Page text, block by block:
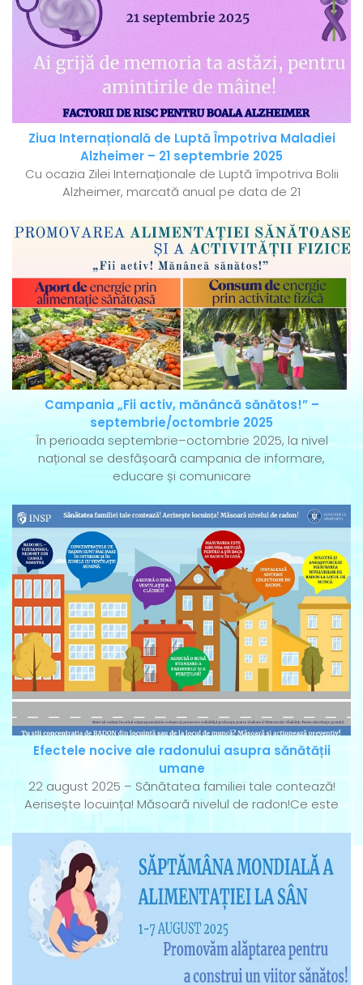
Ziua Internațională de Luptă Împotriva Maladiei
Alzheimer – 21 septembrie 2025
Cu ocazia Zilei Internaționale de Luptă împotriva Bolii
Alzheimer, marcată anual pe data de 21
Campania „Fii activ, mănâncă sănătos!” –
septembrie/octombrie 2025
În perioada septembrie–octombrie 2025, la nivel
național se desfășoară campania de informare,
educare și comunicare
Efectele nocive ale radonului asupra sănătății
umane
22 august 2025 – Sănătatea familiei tale contează!
Aerisește locuința! Măsoară nivelul de radon!Ce este